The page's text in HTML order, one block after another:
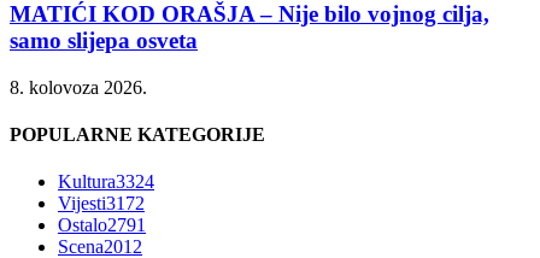
MATIĆI KOD ORAŠJA – Nije bilo vojnog cilja,
samo slijepa osveta
8. kolovoza 2026.
POPULARNE KATEGORIJE
Kultura3324
Vijesti3172
Ostalo2791
Scena2012